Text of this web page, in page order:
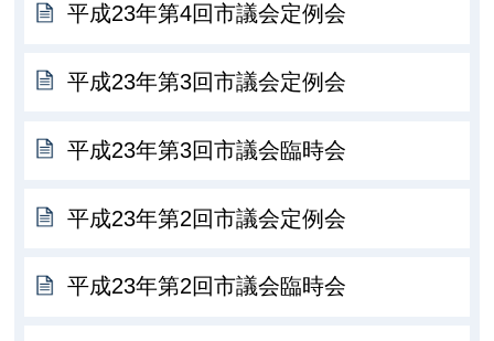
平成23年第4回市議会定例会
平成23年第3回市議会定例会
平成23年第3回市議会臨時会
平成23年第2回市議会定例会
平成23年第2回市議会臨時会